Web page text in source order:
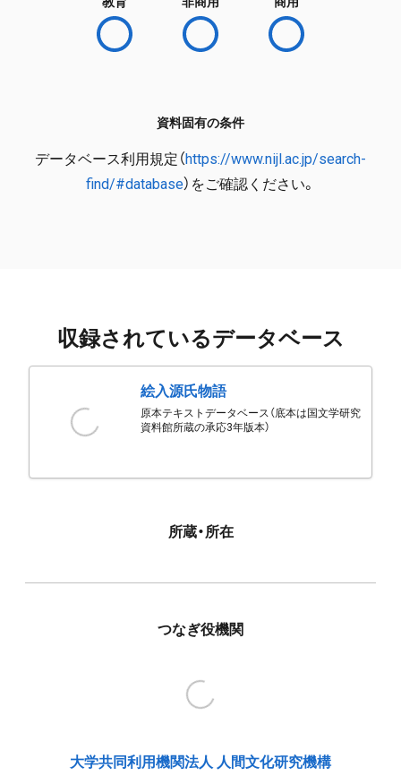
資料固有の条件
データベース利用規定（https://www.nijl.ac.jp/search-
find/#database）をご確認ください。
収録されているデータベース
絵入源氏物語
原本テキストデータベース（底本は国文学研究
資料館所蔵の承応3年版本）
所蔵・所在
つなぎ役機関
大学共同利用機関法人 人間文化研究機構